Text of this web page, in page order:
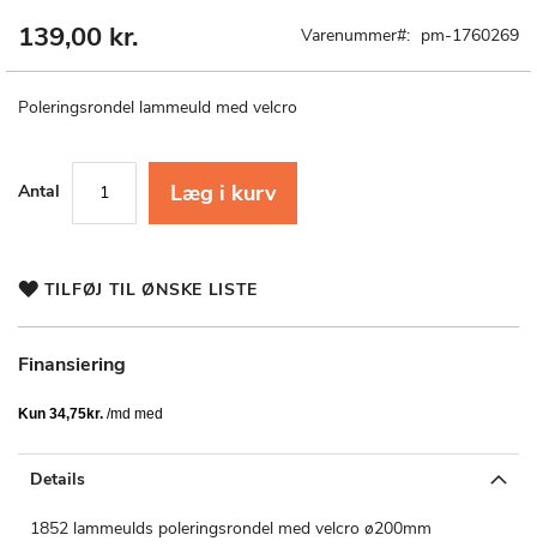
139,00 kr. Varenummer pm-1760269
Poleringsrondel lammeuld med velcro
Antal Læg i kurv
TILFØJ TIL ØNSKE LISTE
Finansiering
Gå
af
Details
1852 lammeulds poleringsrondel med velcro ø200mm